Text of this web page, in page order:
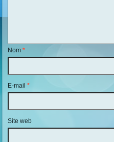
Nom*
E-mail*
Site web